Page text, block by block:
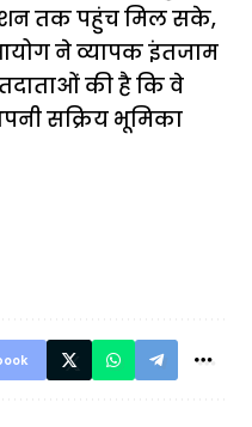
तक पहुंच मिल सके,
ने व्यापक इंतजाम
की है कि वे
सक्रिय भूमिका